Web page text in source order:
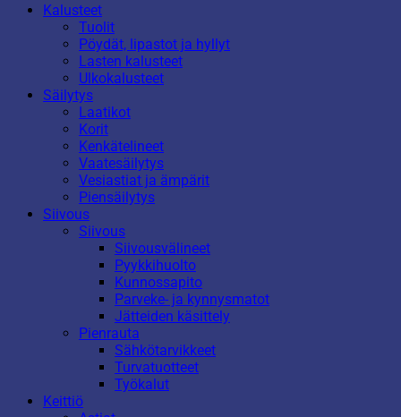
Kalusteet
Tuolit
Pöydät, lipastot ja hyllyt
Lasten kalusteet
Ulkokalusteet
Säilytys
Laatikot
Korit
Kenkätelineet
Vaatesäilytys
Vesiastiat ja ämpärit
Piensäilytys
Siivous
Siivous
Siivousvälineet
Pyykkihuolto
Kunnossapito
Parveke- ja kynnysmatot
Jätteiden käsittely
Pienrauta
Sähkötarvikkeet
Turvatuotteet
Työkalut
Keittiö